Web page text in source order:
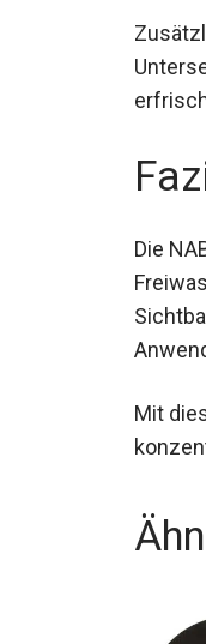
der
stets
Die
Mit